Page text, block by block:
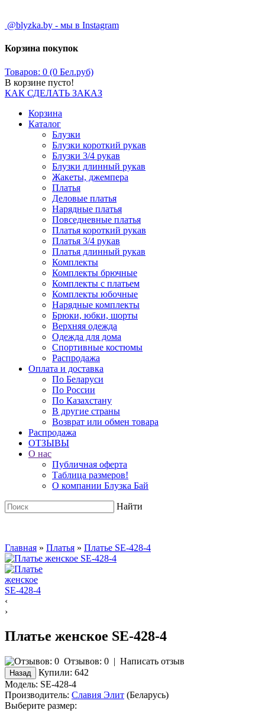
@blyzka.by - мы в Instagram
Корзина покупок
Товаров: 0 (0 Бел.руб)
В корзине пусто!
КАК СДЕЛАТЬ ЗАКАЗ
Корзина
Каталог
Блузки
Блузки короткий рукав
Блузки 3/4 рукав
Блузки длинный рукав
Жакеты, джемпера
Платья
Деловые платья
Нарядные платья
Повседневные платья
Платья короткий рукав
Платья 3/4 рукав
Платья длинный рукав
Комплекты
Комплекты брючные
Комплекты с платьем
Комплекты юбочные
Нарядные комплекты
Брюки, юбки, шорты
Верхняя одежда
Одежда для дома
Спортивные костюмы
Распродажа
Оплата и доставка
По Беларуси
По России
По Казахстану
В другие страны
Возврат или обмен товара
Распродажа
ОТЗЫВЫ
О нас
Публичная оферта
Таблица размеров!
О компании Блузка Бай
Найти
Главная » Платья » Платье SE-428-4
‹
›
Платье женское SE-428-4
Отзывов: 0 | Написать отзыв
Купили: 642
Модель: SE-428-4
Производитель: Славия Элит (Беларусь)
Выберите размер: